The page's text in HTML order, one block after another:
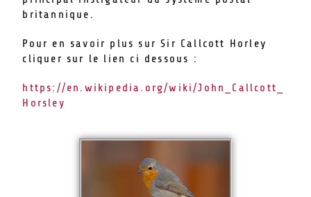
britannique.
Pour en savoir plus sur Sir Callcott Horley
cliquer sur le lien ci dessous :
https://en.wikipedia.org/wiki/John_Callcott_
Horsley